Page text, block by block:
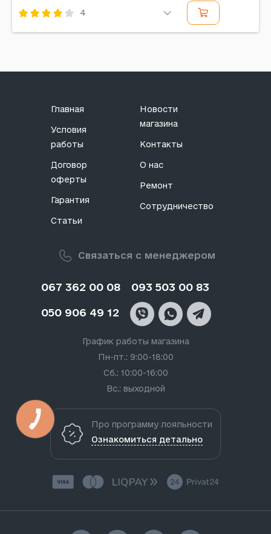
4
Связаться с менеджером
067 362 00 08 093 503 00 83
050 906 49 12
График работы магазина
Пн-пт.: 9:00-18:00
Сб.: 10:00-16:00
Вс.: выходной
Главная
Условия
работы
Договор
оферты
Гарантия
Статьи
Новости
магазина
Контакты
О нас
Ремонт
Сотрудничество
Про программу лояльности
Ознакомиться детально